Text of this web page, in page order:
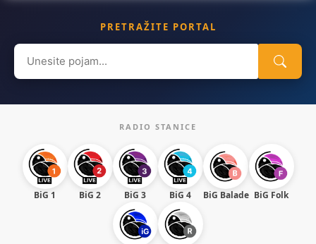
PRETRAŽITE PORTAL
Search
for:
RADIO STANICE
BiG 1 BiG 2 BiG 3 BiG 4 BiG Balade BiG Folk